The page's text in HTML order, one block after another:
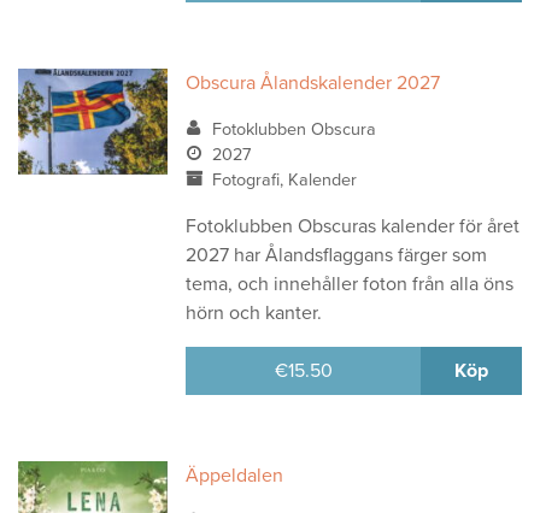
Obscura Ålandskalender 2027
Fotoklubben Obscura
2027
Fotografi, Kalender
Fotoklubben Obscuras kalender för året
2027 har Ålandsflaggans färger som
tema, och innehåller foton från alla öns
hörn och kanter.
€15.50 Köp
Äppeldalen